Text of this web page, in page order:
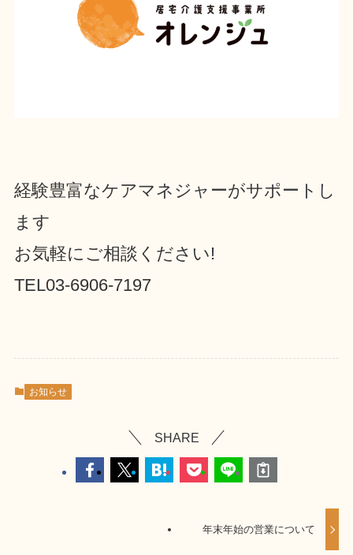
経験豊富なケアマネジャーがサポートし
ます
お気軽にご相談ください!
TEL03-6906-7197
お知らせ
SHARE
年末年始の営業について